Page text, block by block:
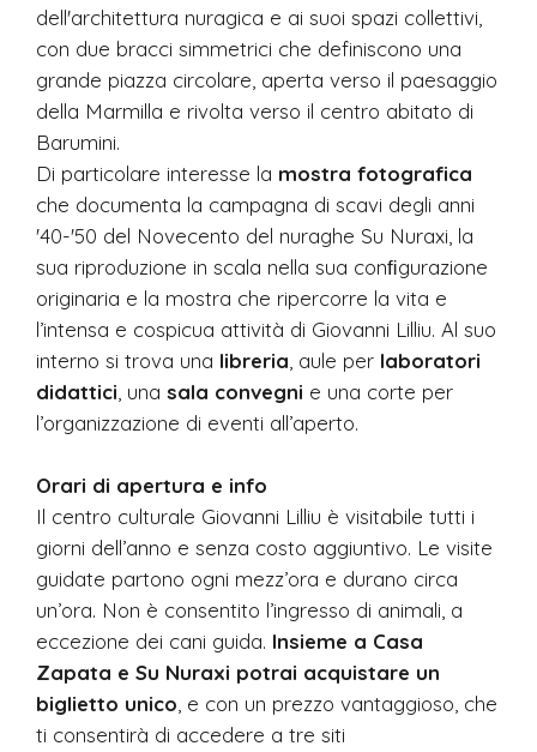
dell'architettura nuragica e ai suoi spazi collettivi,
con due bracci simmetrici che definiscono una
grande piazza circolare, aperta verso il paesaggio
della Marmilla e rivolta verso il centro abitato di
Barumini.
Di particolare interesse la mostra fotografica
che documenta la campagna di scavi degli anni
'40-'50 del Novecento del nuraghe Su Nuraxi, la
sua riproduzione in scala nella sua conﬁgurazione
originaria e la mostra che ripercorre la vita e
l’intensa e cospicua attività di Giovanni Lilliu. Al suo
interno si trova una libreria , aule per laboratori
didattici , una sala convegni e una corte per
l’organizzazione di eventi all’aperto.
Orari di apertura e info
Il centro culturale Giovanni Lilliu è visitabile tutti i
giorni dell’anno e senza costo aggiuntivo. Le visite
guidate partono ogni mezz’ora e durano circa
un’ora. Non è consentito l’ingresso di animali, a
eccezione dei cani guida. Insieme a Casa
Zapata e Su Nuraxi potrai acquistare un
biglietto unico , e con un prezzo vantaggioso, che
ti consentirà di accedere a tre siti